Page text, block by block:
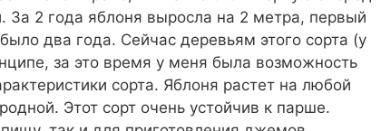
За 2 года яблоня выросла на 2 метра, первый
два года. Сейчас деревьям этого сорта (у
за это время у меня была возможность
сорта. Яблоня растет на любой
Этот сорт очень устойчив к парше.